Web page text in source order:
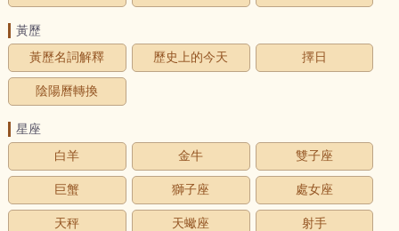
黃歷
黃歷名詞解釋
歷史上的今天 擇日
陰陽曆轉換
星座
白羊
金牛 雙子座
巨蟹 獅子座 處女座
天秤 天蠍座 射手